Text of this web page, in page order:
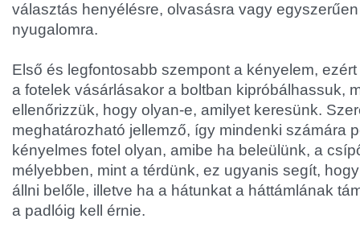
választás henyélésre, olvasásra vagy
nyugalomra.
Első és legfontosabb szempont a kényelem,
a fotelek vásárlásakor a boltban kipróbálhassuk,
ellenőrizzük, hogy olyan-e, amilyet keresünk.
meghatározható jellemző, így mindenki számára
kényelmes fotel olyan, amibe ha beleülünk, a
mélyebben, mint a térdünk, ez ugyanis segít,
állni belőle, illetve ha a hátunkat a háttámlának
a padlóig kell érnie.